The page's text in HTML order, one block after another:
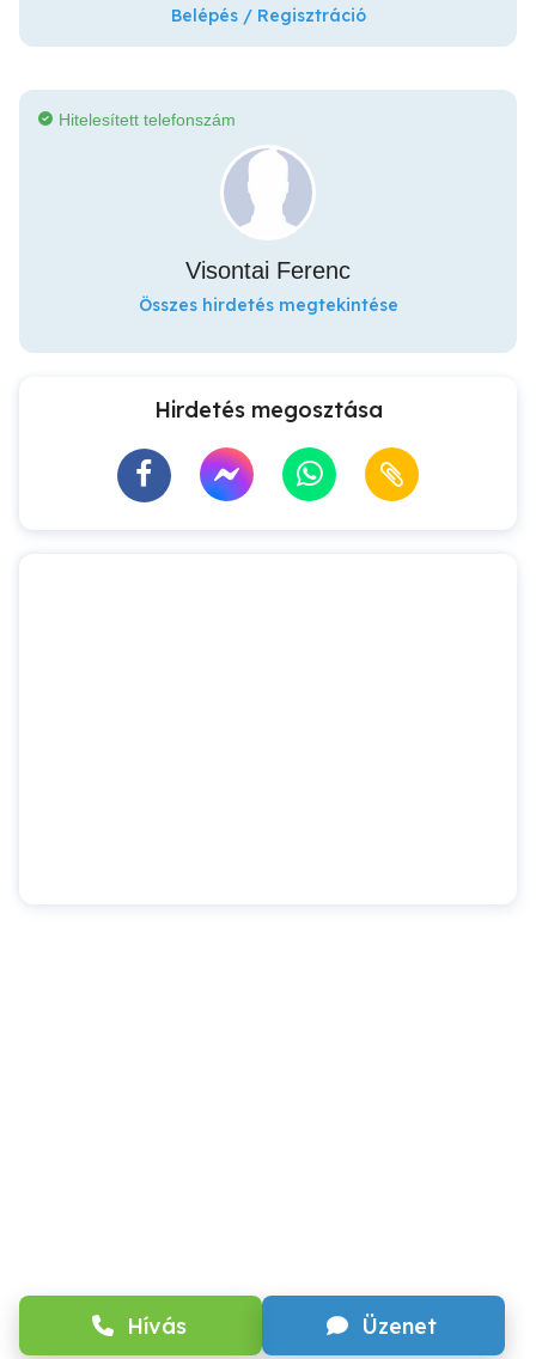
Belépés / Regisztráció
Hívás Üzenet
Hitelesített telefonszám
Visontai Ferenc
Összes hirdetés megtekintése
Hirdetés megosztása